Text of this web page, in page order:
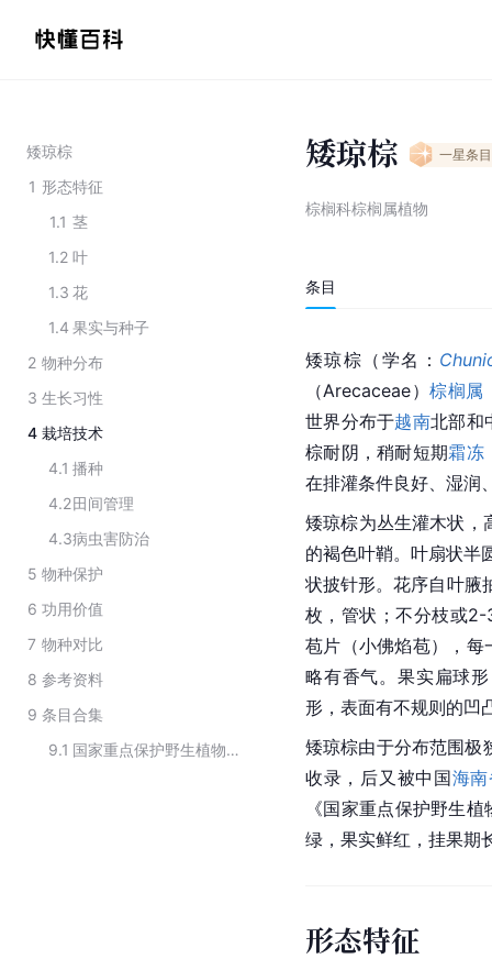
矮琼棕
1 形态特征
1.1 茎
1.2 叶
1.3 花
1.4 果实与种子
2 物种分布
3 生长习性
4 栽培技术
4.1 播种
4.2田间管理
4.3病虫害防治
5 物种保护
6 功用价值
7 物种对比
8 参考资料
9 条目合集
9.1
国家重点保护野生植物（棕榈科）
矮琼棕 一星条目
棕榈科棕榈属植物
条目
矮琼棕（学名：
（Arecaceae）棕榈属
世界分布于越南北部和
棕耐阴，稍耐短期霜冻
在排灌条件良好、湿润
矮琼棕为丛生灌木状，
的褐色叶鞘。叶扇状半
状披针形。花序自叶腋
枚，管状；不分枝或
苞片（小佛焰苞），每
略有香气。果实扁球
形，表面有不规则的凹
矮琼棕由于分布范围极
收录，后又被中国海
《国家重点保护野生
绿，果实鲜红，挂果期
形态特征